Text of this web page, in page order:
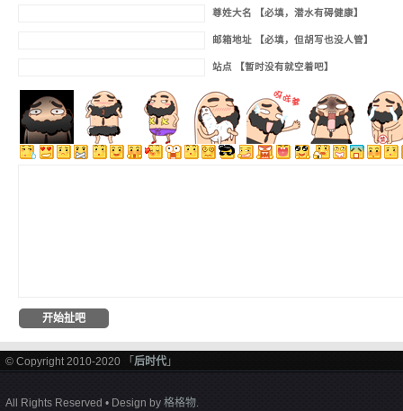
尊姓大名 【必填，潜水有碍健康】
邮箱地址 【必填，但胡写也没人管】
站点 【暂时没有就空着吧】
© Copyright 2010-2020 「 后时代 」
All Rights Reserved • Design by 格格物.